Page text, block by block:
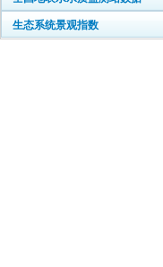
生态系统景观指数